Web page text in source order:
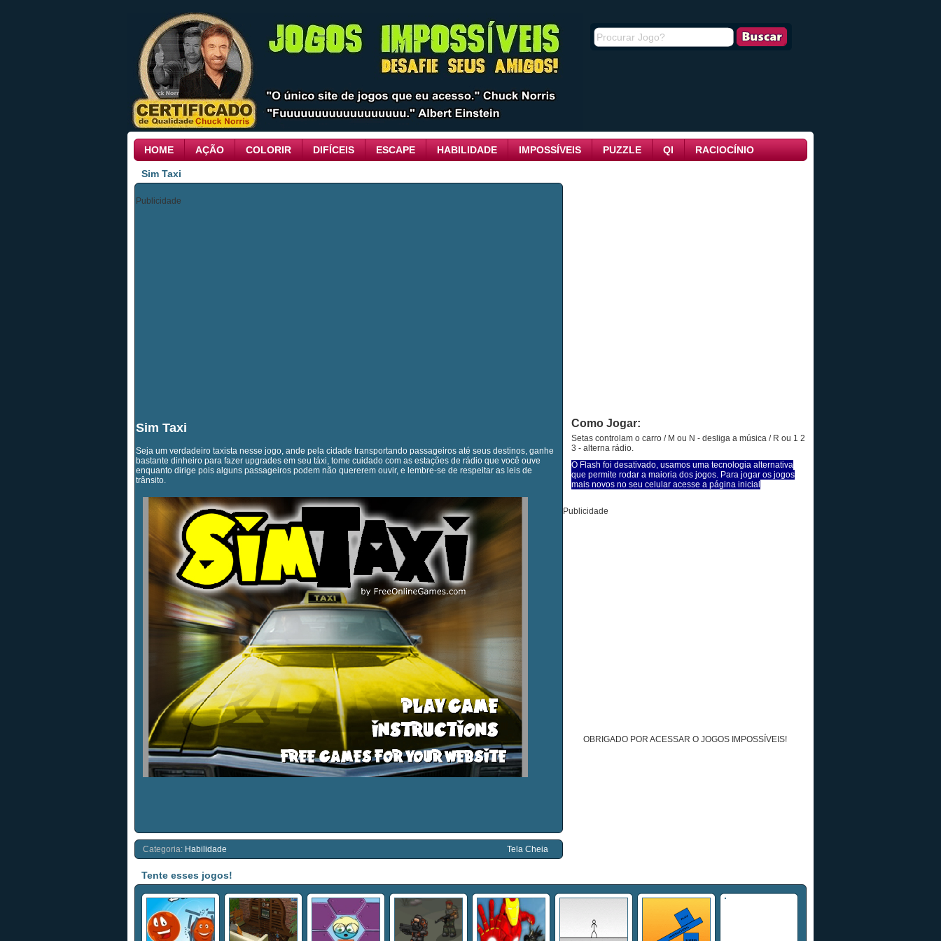
HOME AÇÃO COLORIR DIFÍCEIS ESCAPE HABILIDADE IMPOSSÍVEIS PUZZLE QI RACIOCÍNIO
Sim Taxi
Publicidade
Sim Taxi
Seja um verdadeiro taxista nesse jogo, ande pela cidade transportando passageiros até seus destinos, ganhe
bastante dinheiro para fazer upgrades em seu táxi, tome cuidado com as estações de rádio que você ouve
enquanto dirige pois alguns passageiros podem não quererem ouvir, e lembre-se de respeitar as leis de
trânsito.
Categoria: Habilidade Tela Cheia
Como Jogar:
Setas controlam o carro / M ou N - desliga a música / R ou 1 2
3 - alterna rádio.
O Flash foi desativado, usamos uma tecnologia alternativa
que permite rodar a maioria dos jogos. Para jogar os jogos
mais novos no seu celular acesse a página inicial
Publicidade
OBRIGADO POR ACESSAR O JOGOS IMPOSSÍVEIS!
Tente esses jogos!